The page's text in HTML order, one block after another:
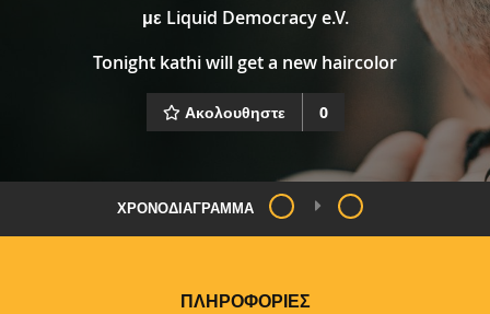
με Liquid Democracy e.V.
Tonight kathi will get a new haircolor
Ακολουθηστε 0
ΧΡΟΝΟΔΙΆΓΡΑΜΜΑ
ΠΛΗΡΟΦΟΡΊΕΣ